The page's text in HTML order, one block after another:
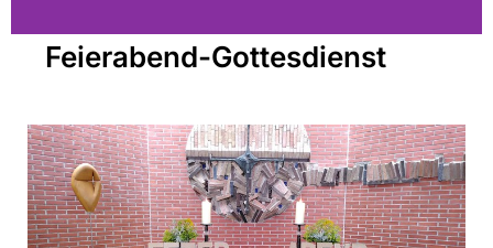
Feierabend-Gottesdienst